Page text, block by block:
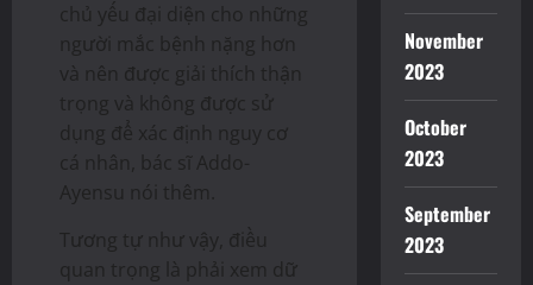
chủ yếu đại diện cho những
người mắc bệnh nặng hơn
và nên được giải thích thận
trọng và không được sử
dụng để xác định nguy cơ
cá nhân, bác sĩ Addo-
Ayensu nói thêm.
Tương tự như vậy, điều
quan trọng là phải xem dữ
November
2023
October
2023
September
2023